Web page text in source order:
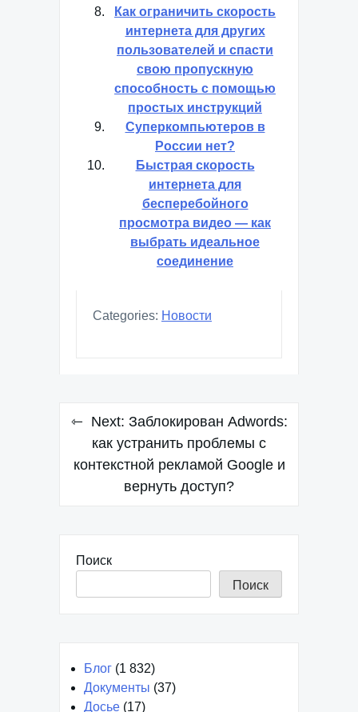
Как ограничить скорость
интернета для других
пользователей и спасти
свою пропускную
способность с помощью
простых инструкций
Суперкомпьютеров в
России нет?
Быстрая скорость
интернета для
бесперебойного
просмотра видео — как
выбрать идеальное
соединение
Categories: Новости
Навигация
записям
Next: Заблокирован Adwords:
как устранить проблемы с
контекстной рекламой Google и
вернуть доступ?
Поиск
Поиск
Блог (1 832)
Документы (37)
Досье (17)